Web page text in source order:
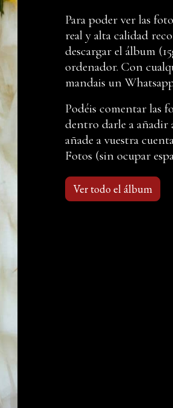
Para poder ver las
real y alta calidad
descargar el álbum
ordenador. Con
mandais un
Podéis comentar las
dentro darle a añadir
añade a vuestra
Fotos (sin ocupar
Ver todo el álbum